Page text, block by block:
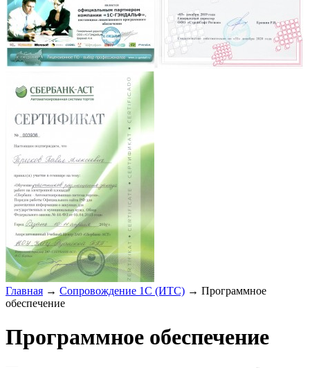
Главная → Сопровождение 1С (ИТС) → Программное
обеспечение
Программное обеспечение